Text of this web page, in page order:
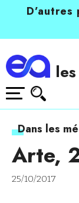
Dans les
Arte,
25/10/2017